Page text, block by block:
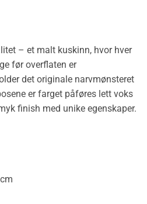
– et malt kuskinn, hvor hver
før overflaten er
det originale narvmønsteret
er farget påføres lett voks
finish med unike egenskaper.